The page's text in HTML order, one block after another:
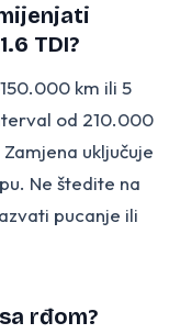
TDI?
km ili 5
od 210.000
uključuje
Ne štedite na
pucanje ili
rđom?